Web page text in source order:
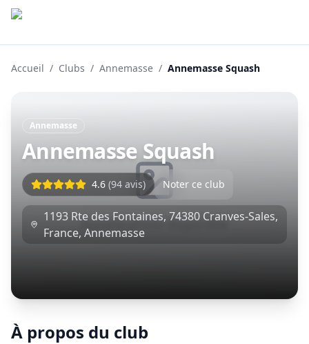
Accueil / Clubs / Annemasse / Annemasse Squash
Aucune photo disponible
Annemasse
Annemasse Squash
4.6 (94 avis) Noter ce club
1193 Rte des Fontaines, 74380 Cranves-Sales,
France,Annemasse
À propos du club